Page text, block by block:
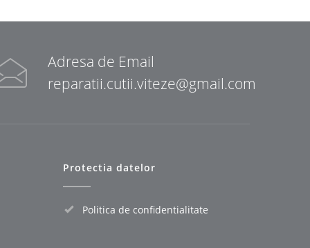
Adresa de Email
reparatii.cutii.viteze@gmail.com
Protectia datelor
Politica de confidentialitate